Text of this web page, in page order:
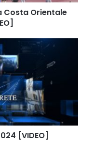
Costa Orientale
[VIDEO]